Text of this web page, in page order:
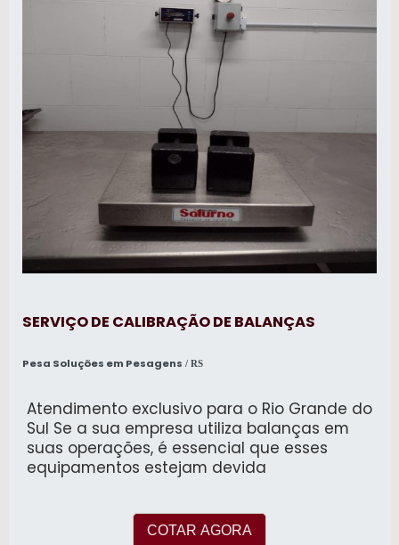
SERVIÇO DE CALIBRAÇÃO DE BALANÇAS
Pesa Soluções em Pesagens / RS
Atendimento exclusivo para o Rio Grande do
Sul Se a sua empresa utiliza balanças em
suas operações, é essencial que esses
equipamentos estejam devida
COTAR AGORA